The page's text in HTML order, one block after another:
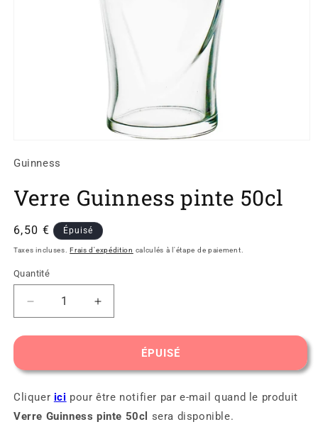
média
une
fenêtre
Guinness
Verre Guinness pinte 50cl
Prix
habituel
6,50 € Épuisé
Taxes incluses. Frais d'expédition calculés à l'étape de paiement.
Quantité
Réduire
la
quantité
Verre
pinte
50cl
Augmenter
la
quantité
Verre
pinte
50cl
ÉPUISÉ
Cliquer ici pour être notifier par e-mail quand le produit
Verre Guinness pinte 50cl sera disponible.